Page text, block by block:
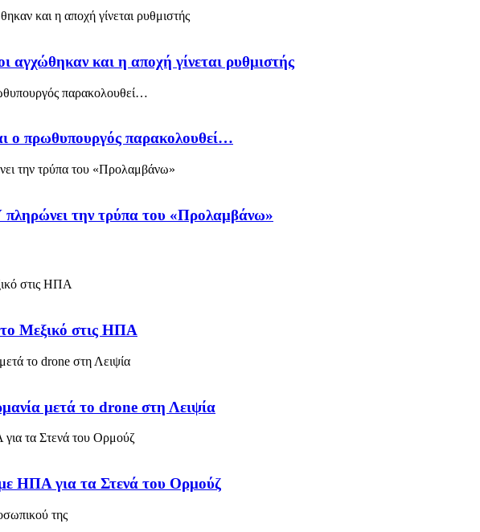
αγχώθηκαν και η αποχή γίνεται ρυθμιστής
ο πρωθυπουργός παρακολουθεί…
την τρύπα του «Προλαμβάνω»
Μεξικό στις ΗΠΑ
μετά το drone στη Λειψία
με ΗΠΑ για τα Στενά του Ορμούζ